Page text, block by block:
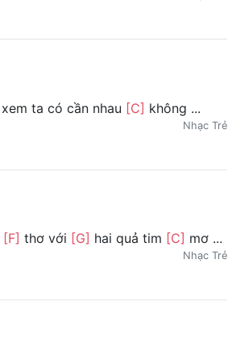
xem ta có cần nhau [C] không ...
Nhạc Trẻ
[F] thơ với [G] hai quả tim [C] mơ ...
Nhạc Trẻ